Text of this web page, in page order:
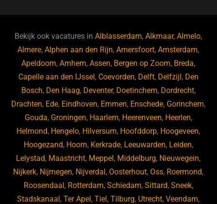
b
o
o
k
ky dI
n
Bekijk ook vacatures inAlblasserdam,Alkmaar,Almelo,
Almere,Alphen aan den Rijn,Amersfoort,Amsterdam,
Apeldoorn,Arnhem,Assen, Bergen op Zoom, Breda,
Capelle aan den IJssel , Coevorden, Delft, Delfzijl , Den
Bosch, Den Haag, Deventer, Doetinchem, Dordrecht,
Drachten, Ede, Eindhoven, Emmen, Enschede, Gorinchem,
Gouda, Groningen, Haarlem, Heerenveen, Heerlen,
Helmond, Hengelo, Hilversum, Hoofddorp, Hoogeveen,
Hoogezand, Hoorn, Kerkrade, Leeuwarden, Leiden,
Lelystad, Maastricht, Meppel , Middelburg, Nieuwegein,
Nijkerk, Nijmegen, Nijverdal , Oosterhout, Oss, Roermond,
Roosendaal , Rotterdam, Schiedam, Sittard, Sneek,
Stadskanaal ,Ter Apel ,Tiel ,Tilburg, Utrecht,Veendam,